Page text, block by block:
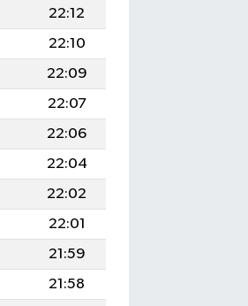
22:12
22:10
22:09
22:07
22:06
22:04
22:02
22:01
21:59
21:58